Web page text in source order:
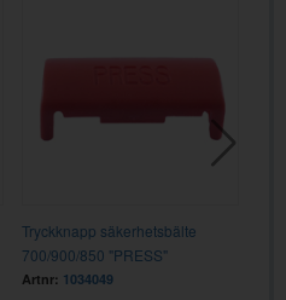
Tryckknapp säkerhetsbälte
700/900/850 "PRESS"
Artnr: 1034049